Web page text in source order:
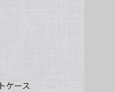
ケース